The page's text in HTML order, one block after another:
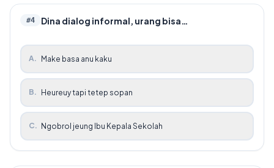
#4 Dina dialog informal, urang bisa…
A. Make basa anu kaku
B. Heureuy tapi tetep sopan
C. Ngobrol jeung Ibu Kepala Sekolah